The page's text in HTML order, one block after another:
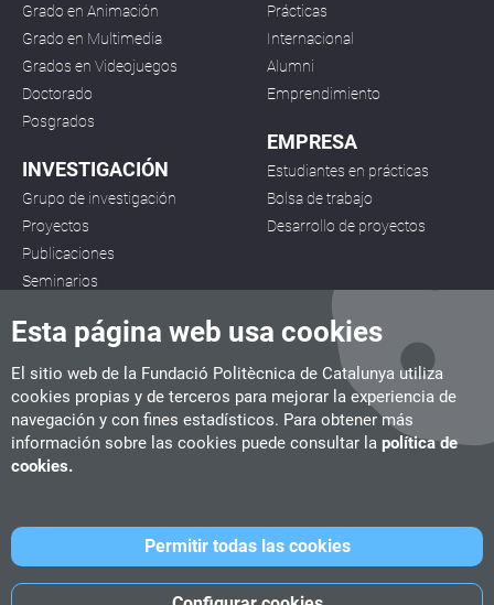
Esta página web usa cookies
El sitio web de la Fundació Politècnica de Catalunya utiliza
cookies propias y de terceros para mejorar la experiencia de
navegación y con fines estadísticos. Para obtener más
información sobre las cookies puede consultar la política de
cookies.
Permitir todas las cookies
Grado en Animación
Grado en Multimedia
Grados en Videojuegos
Doctorado
Posgrados
INVESTIGACIÓN
Grupo de investigación
Proyectos
Publicaciones
Seminarios
Prácticas
Internacional
Alumni
Emprendimiento
EMPRESA
Estudiantes en prácticas
Bolsa de trabajo
Desarrollo de proyectos
CITM
C/ de la Igualtat, 33, 08222 Terrassa
UPC School